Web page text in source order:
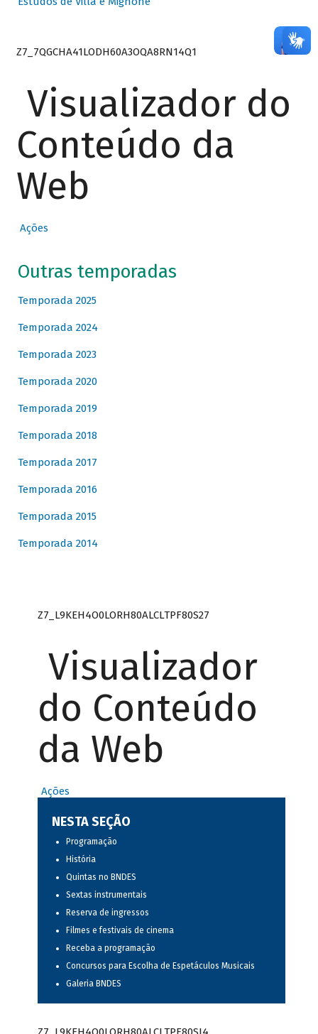
Z7_7QGCHA41LODH60A3OQA8RN14Q1
Visualizador do
Conteúdo da
Web
Ações
Outras temporadas
Temporada 2025
Temporada 2024
Temporada 2023
Temporada 2020
Temporada 2019
Temporada 2018
Temporada 2017
Temporada 2016
Temporada 2015
Temporada 2014
Z7_L9KEH4O0LORH80ALCLTPF80S27
Visualizador
do Conteúdo
da Web
Ações
NESTA SEÇÃO
Programação
História
Quintas no BNDES
Sextas instrumentais
Reserva de ingressos
Filmes e festivais de cinema
Receba a programação
Concursos para Escolha de Espetáculos Musicais
Galeria BNDES